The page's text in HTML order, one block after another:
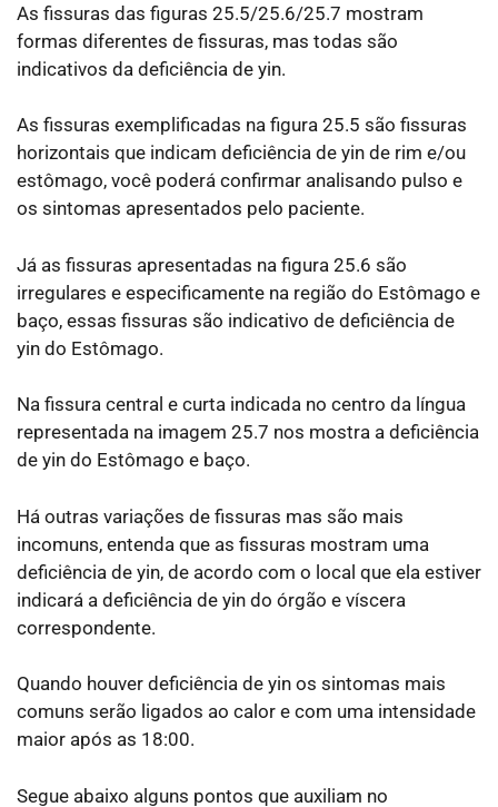
As fissuras das figuras 25.5/25.6/25.7 mostram
formas diferentes de fissuras, mas todas são
indicativos da deficiência de yin.
As fissuras exemplificadas na figura 25.5 são fissuras
horizontais que indicam deficiência de yin de rim e/ou
estômago, você poderá confirmar analisando pulso e
os sintomas apresentados pelo paciente.
Já as fissuras apresentadas na figura 25.6 são
irregulares e especificamente na região do Estômago e
baço, essas fissuras são indicativo de deficiência de
yin do Estômago.
Na fissura central e curta indicada no centro da língua
representada na imagem 25.7 nos mostra a deficiência
de yin do Estômago e baço.
Há outras variações de fissuras mas são mais
incomuns, entenda que as fissuras mostram uma
deficiência de yin, de acordo com o local que ela estiver
indicará a deficiência de yin do órgão e víscera
correspondente.
Quando houver deficiência de yin os sintomas mais
comuns serão ligados ao calor e com uma intensidade
maior após as 18:00.
Segue abaixo alguns pontos que auxiliam no